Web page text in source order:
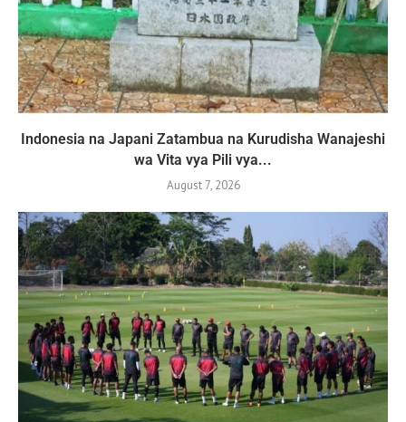
Indonesia na Japani Zatambua na Kurudisha Wanajeshi
wa Vita vya Pili vya...
August 7, 2026